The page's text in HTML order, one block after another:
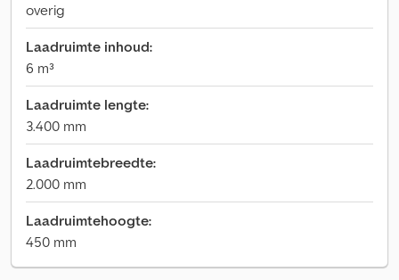
overig
Laadruimte inhoud:
6 m³
Laadruimte lengte:
3.400 mm
Laadruimtebreedte:
2.000 mm
Laadruimtehoogte:
450 mm